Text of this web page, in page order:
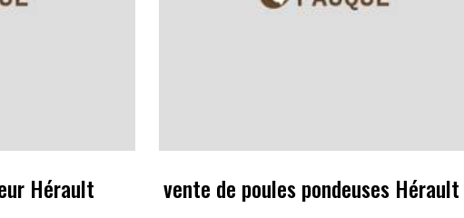
Hérault vente de poules pondeuses Hérault